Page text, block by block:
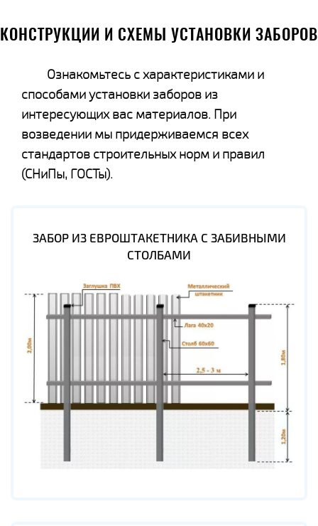
КОНСТРУКЦИИ И СХЕМЫ УСТАНОВКИ ЗАБОРОВ
Ознакомьтесь с характеристиками и
способами установки заборов из
интересующих вас материалов. При
возведении мы придерживаемся всех
стандартов строительных норм и правил
(СНиПы, ГОСТы).
ЗАБОР ИЗ ЕВРОШТАКЕТНИКА С ЗАБИВНЫМИ
СТОЛБАМИ